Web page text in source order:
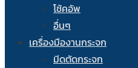
โช้คอัพ
อื่นๆ
เครื่องมืองานกระจก
มีดตัดกระจก